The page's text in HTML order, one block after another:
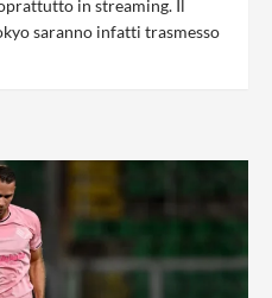
in streaming. Il
saranno infatti trasmesso